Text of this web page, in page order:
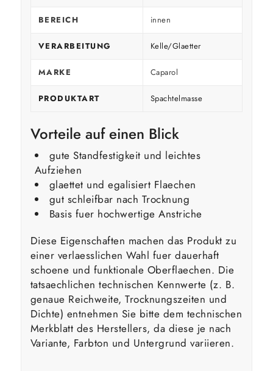
BEREICH innen
VERARBEITUNG Kelle/Glaetter
MARKE Caparol
PRODUKTART Spachtelmasse
Vorteile auf einen Blick
gute Standfestigkeit und leichtes
Aufziehen
glaettet und egalisiert Flaechen
gut schleifbar nach Trocknung
Basis fuer hochwertige Anstriche
Diese Eigenschaften machen das Produkt zu
einer verlaesslichen Wahl fuer dauerhaft
schoene und funktionale Oberflaechen. Die
tatsaechlichen technischen Kennwerte (z. B.
genaue Reichweite, Trocknungszeiten und
Dichte) entnehmen Sie bitte dem technischen
Merkblatt des Herstellers, da diese je nach
Variante, Farbton und Untergrund variieren.